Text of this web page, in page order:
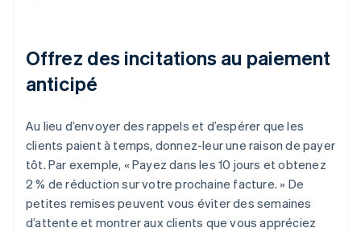
Offrez des incitations au paiement
anticipé
Au lieu d’envoyer des rappels et d’espérer que les
clients paient à temps, donnez-leur une raison de payer
tôt. Par exemple, « Payez dans les 10 jours et obtenez
2 % de réduction sur votre prochaine facture. » De
petites remises peuvent vous éviter des semaines
d’attente et montrer aux clients que vous appréciez